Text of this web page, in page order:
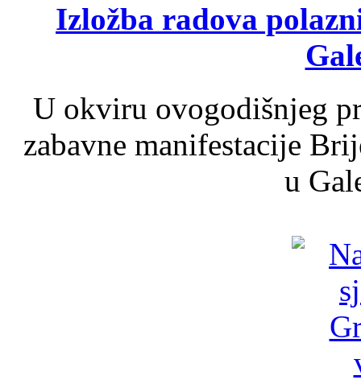
Izložba radova
U okviru ovogodišnjeg
zabavne manifestacije
u